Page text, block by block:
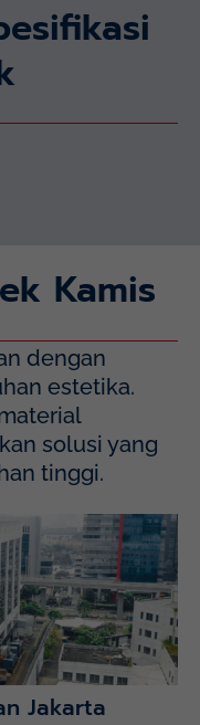
Kamis
dengan
estetika.
solusi yang
tinggi.
Kuningan, Jakarta
Jakarta